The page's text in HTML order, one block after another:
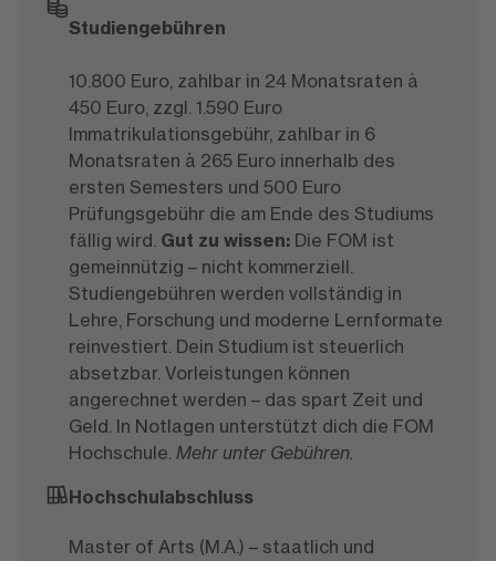
Studiengebühren
10.800 Euro, zahlbar in 24 Monatsraten à
450 Euro, zzgl. 1.590 Euro
Immatrikulationsgebühr, zahlbar in 6
Monatsraten à 265 Euro innerhalb des
ersten Semesters und 500 Euro
Prüfungsgebühr die am Ende des Studiums
fällig wird. Gut zu wissen:Die FOM ist
gemeinnützig – nicht kommerziell.
Studiengebühren werden vollständig in
Lehre, Forschung und moderne Lernformate
reinvestiert. Dein Studium ist steuerlich
absetzbar. Vorleistungen können
angerechnet werden – das spart Zeit und
Geld. In Notlagen unterstützt dich die FOM
Hochschule. Mehr unter Gebühren.
Hochschulabschluss
Master of Arts (M.A.) – staatlich und